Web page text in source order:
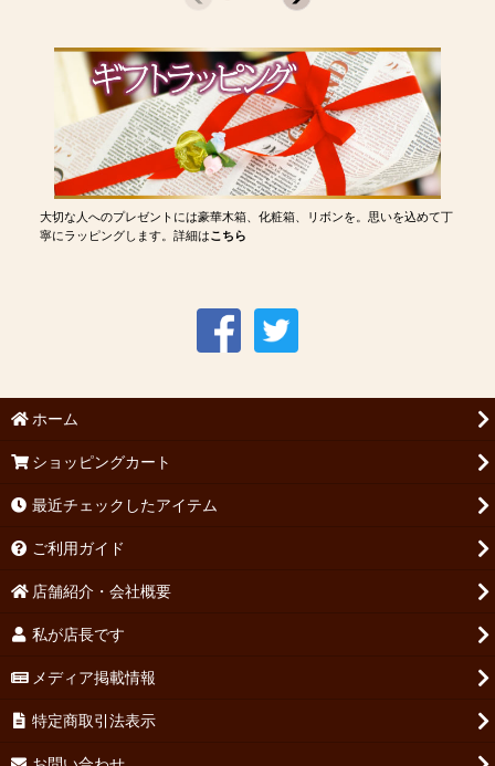
大切な人へのプレゼントには豪華木箱、化粧箱、リボンを。思いを込めて丁
寧にラッピングします。詳細はこちら
ホーム
ショッピングカート
最近チェックしたアイテム
ご利用ガイド
店舗紹介・会社概要
私が店長です
メディア掲載情報
特定商取引法表示